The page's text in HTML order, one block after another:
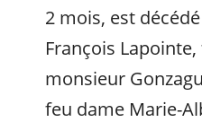
2 mois, est
François
monsieur
feu dame Marie-